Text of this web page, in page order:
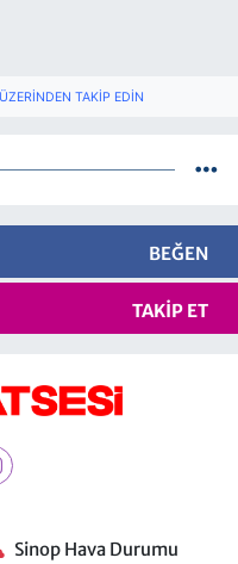
TAKIP EDIN
BEĞEN
TAKIP ET
Sinop Hava Durumu